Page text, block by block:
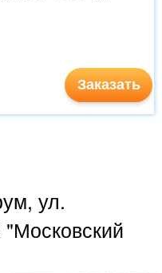
Заказать
ул.